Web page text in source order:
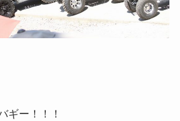
ギー！！！